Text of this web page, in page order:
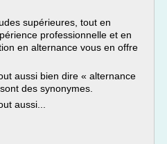
supérieures, tout en
professionnelle et en
en alternance vous en offre
aussi bien dire « alternance
des synonymes.
aussi...